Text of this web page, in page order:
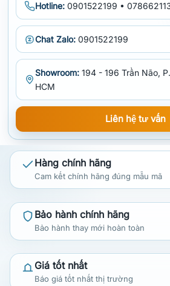
Hotline: 0901522199 •
Chat Zalo: 0901522199
Showroom: 194 - 196 Trần Não,
HCM
Liên hệ tư vấn
Hàng chính hãng
Cam kết chính hãng đúng mẫu mã
Bảo hành chính hãng
Bảo hành thay mới hoàn toàn
Giá tốt nhất
Báo giá tốt nhất thị trường